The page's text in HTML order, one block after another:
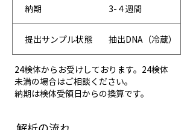
納期 3-４週間
提出サンプル状態 抽出DNA（冷蔵）
24検体からお受けしております。24検体
未満の場合はご相談ください。
​納期は検体受領日からの換算です。